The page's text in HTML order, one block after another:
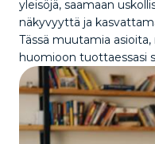
yleisöjä, saamaan
näkyvyyttä ja
Tässä muutamia
huomioon tuottaessasi